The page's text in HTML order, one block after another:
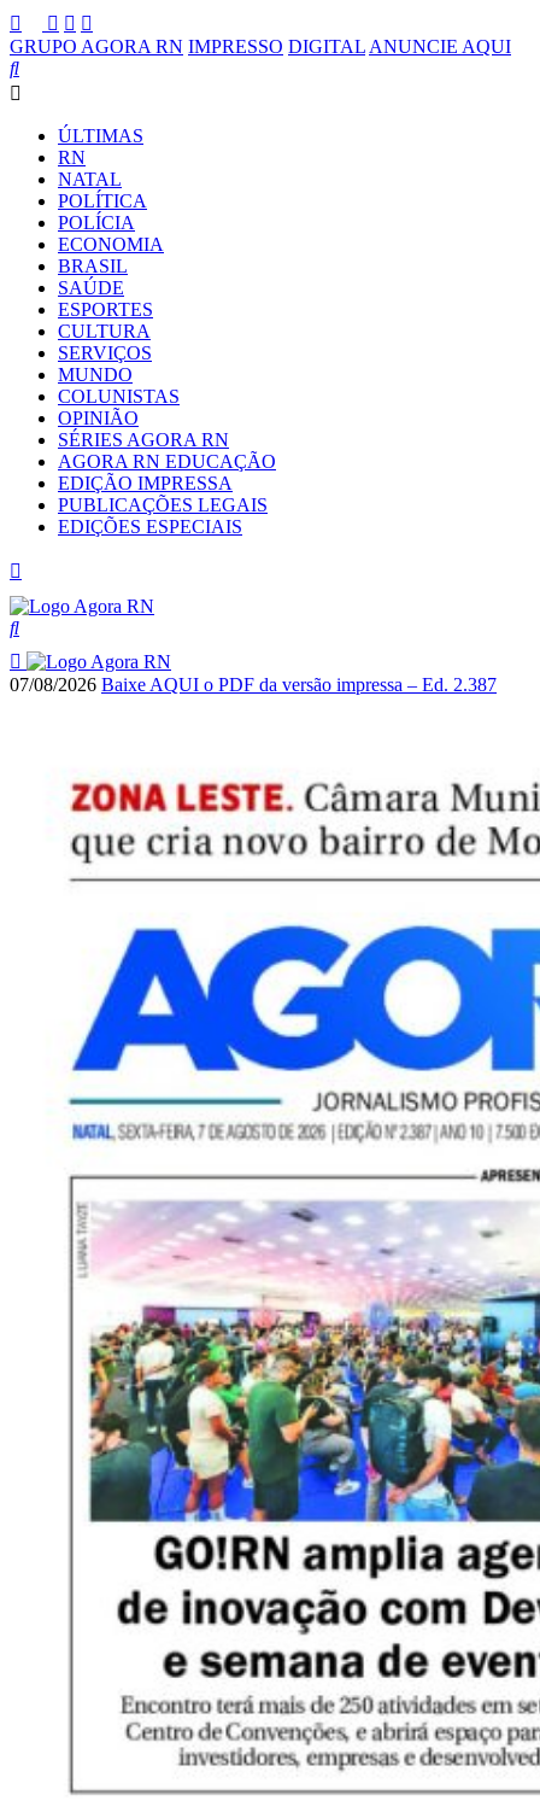
GRUPO AGORA RN IMPRESSO DIGITAL ANUNCIE AQUI
ÚLTIMAS
RN
NATAL
POLÍTICA
POLÍCIA
ECONOMIA
BRASIL
SAÚDE
ESPORTES
CULTURA
SERVIÇOS
MUNDO
COLUNISTAS
OPINIÃO
SÉRIES AGORA RN
AGORA RN EDUCAÇÃO
EDIÇÃO IMPRESSA
PUBLICAÇÕES LEGAIS
EDIÇÕES ESPECIAIS
07/08/2026 Baixe AQUI o PDF da versão impressa – Ed. 2.387